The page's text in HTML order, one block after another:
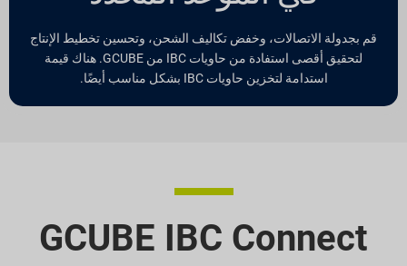
قم بجدولة الاتصالات، وخفض تكاليف الشحن، وتحسين تخطيط الإنتاج
لتحقيق أقصى استفادة من حاويات IBC من GCUBE. هناك قيمة
استدامة لتخزين حاويات IBC بشكل مناسب أيضًا.
GCUBE IBC Connect